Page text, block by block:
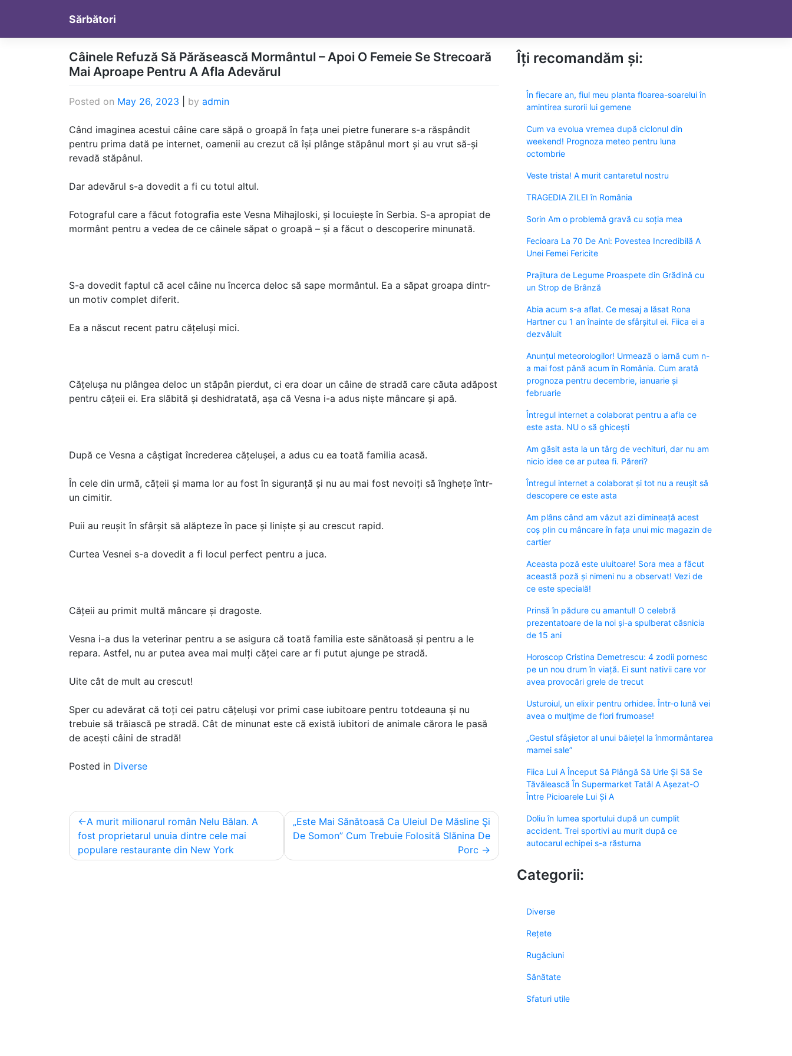
content
Sărbători
Câinele Refuză Să Părăsească Mormântul – Apoi O Femeie Se Strecoară
Mai Aproape Pentru A Afla Adevărul
Posted on May 26, 2023 by admin
Când imaginea acestui câine care săpă o groapă în fața unei pietre funerare s-a răspândit
pentru prima dată pe internet, oamenii au crezut că își plânge stăpânul mort și au vrut să-și
revadă stăpânul.
Dar adevărul s-a dovedit a fi cu totul altul.
Fotograful care a făcut fotografia este Vesna Mihajloski, și locuiește în Serbia. S-a apropiat de
mormânt pentru a vedea de ce câinele săpat o groapă – și a făcut o descoperire minunată.
S-a dovedit faptul că acel câine nu încerca deloc să sape mormântul. Ea a săpat groapa dintr-
un motiv complet diferit.
Ea a născut recent patru cățeluși mici.
Cățelușa nu plângea deloc un stăpân pierdut, ci era doar un câine de stradă care căuta adăpost
pentru cățeii ei. Era slăbită și deshidratată, așa că Vesna i-a adus niște mâncare și apă.
După ce Vesna a câștigat încrederea cățelușei, a adus cu ea toată familia acasă.
În cele din urmă, cățeii și mama lor au fost în siguranță și nu au mai fost nevoiți să înghețe într-
un cimitir.
Puii au reușit în sfârșit să alăpteze în pace și liniște și au crescut rapid.
Curtea Vesnei s-a dovedit a fi locul perfect pentru a juca.
Cățeii au primit multă mâncare și dragoste.
Vesna i-a dus la veterinar pentru a se asigura că toată familia este sănătoasă și pentru a le
repara. Astfel, nu ar putea avea mai mulți căței care ar fi putut ajunge pe stradă.
Uite cât de mult au crescut!
Sper cu adevărat că toți cei patru cățeluși vor primi case iubitoare pentru totdeauna și nu
trebuie să trăiască pe stradă. Cât de minunat este că există iubitori de animale cărora le pasă
de acești câini de stradă!
Posted in Diverse
Post
navigation
A murit milionarul român Nelu Bălan. A
fost proprietarul unuia dintre cele mai
populare restaurante din New York
„Este Mai Sănătoasă Ca Uleiul De Măsline Şi
De Somon” Cum Trebuie Folosită Slănina De
Porc
Îți recomandăm și:
În fiecare an, fiul meu planta floarea-soarelui în
amintirea surorii lui gemene
Cum va evolua vremea după ciclonul din
weekend! Prognoza meteo pentru luna
octombrie
Veste trista! A murit cantaretul nostru
TRAGEDIA ZILEI în România
Sorin Am o problemă gravă cu soția mea
Fecioara La 70 De Ani: Povestea Incredibilă A
Unei Femei Fericite
Prajitura de Legume Proaspete din Grădină cu
un Strop de Brânză
Abia acum s-a aflat. Ce mesaj a lăsat Rona
Hartner cu 1 an înainte de sfârșitul ei. Fiica ei a
dezvăluit
Anunțul meteorologilor! Urmează o iarnă cum n-
a mai fost până acum în România. Cum arată
prognoza pentru decembrie, ianuarie și
februarie
Întregul internet a colaborat pentru a afla ce
este asta. NU o să ghicești
Am găsit asta la un târg de vechituri, dar nu am
nicio idee ce ar putea fi. Păreri?
Întregul internet a colaborat și tot nu a reușit să
descopere ce este asta
Am plâns când am văzut azi dimineață acest
coș plin cu mâncare în fața unui mic magazin de
cartier
Aceasta poză este uluitoare! Sora mea a făcut
această poză și nimeni nu a observat! Vezi de
ce este specială!
Prinsă în pădure cu amantul! O celebră
prezentatoare de la noi și-a spulberat căsnicia
de 15 ani
Horoscop Cristina Demetrescu: 4 zodii pornesc
pe un nou drum în viață. Ei sunt nativii care vor
avea provocări grele de trecut
Usturoiul, un elixir pentru orhidee. Într-o lună vei
avea o mulţime de flori frumoase!
„Gestul sfâșietor al unui băiețel la înmormântarea
mamei sale”
Fiica Lui A Început Să Plângă Să Urle Și Să Se
Tăvălească În Supermarket Tatăl A Așezat-O
Între Picioarele Lui Și A
Doliu în lumea sportului după un cumplit
accident. Trei sportivi au murit după ce
autocarul echipei s-a răsturna
Categorii:
Diverse
Rețete
Rugăciuni
Sănătate
Sfaturi utile